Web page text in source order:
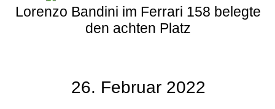
Lorenzo Bandini im Ferrari 158 belegte
den achten Platz
26. Februar 2022